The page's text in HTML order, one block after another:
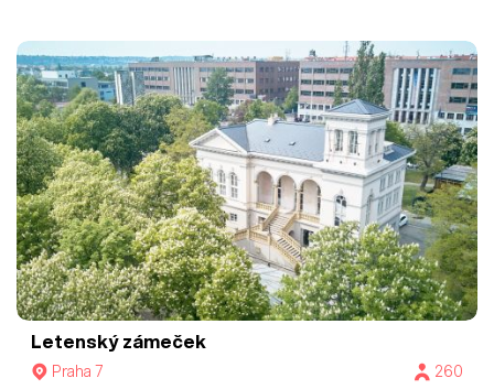
Letenský zámeček
Praha 7
260